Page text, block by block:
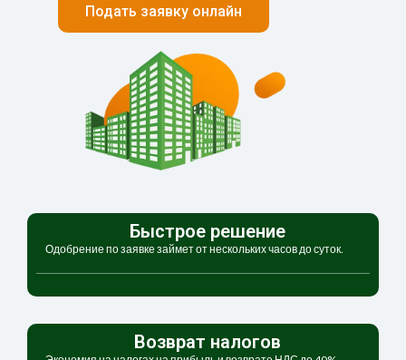
Подать заявку онлайн
Быстрое решение
Одобрение по заявке займет от нескольких часов до суток.
Возврат налогов